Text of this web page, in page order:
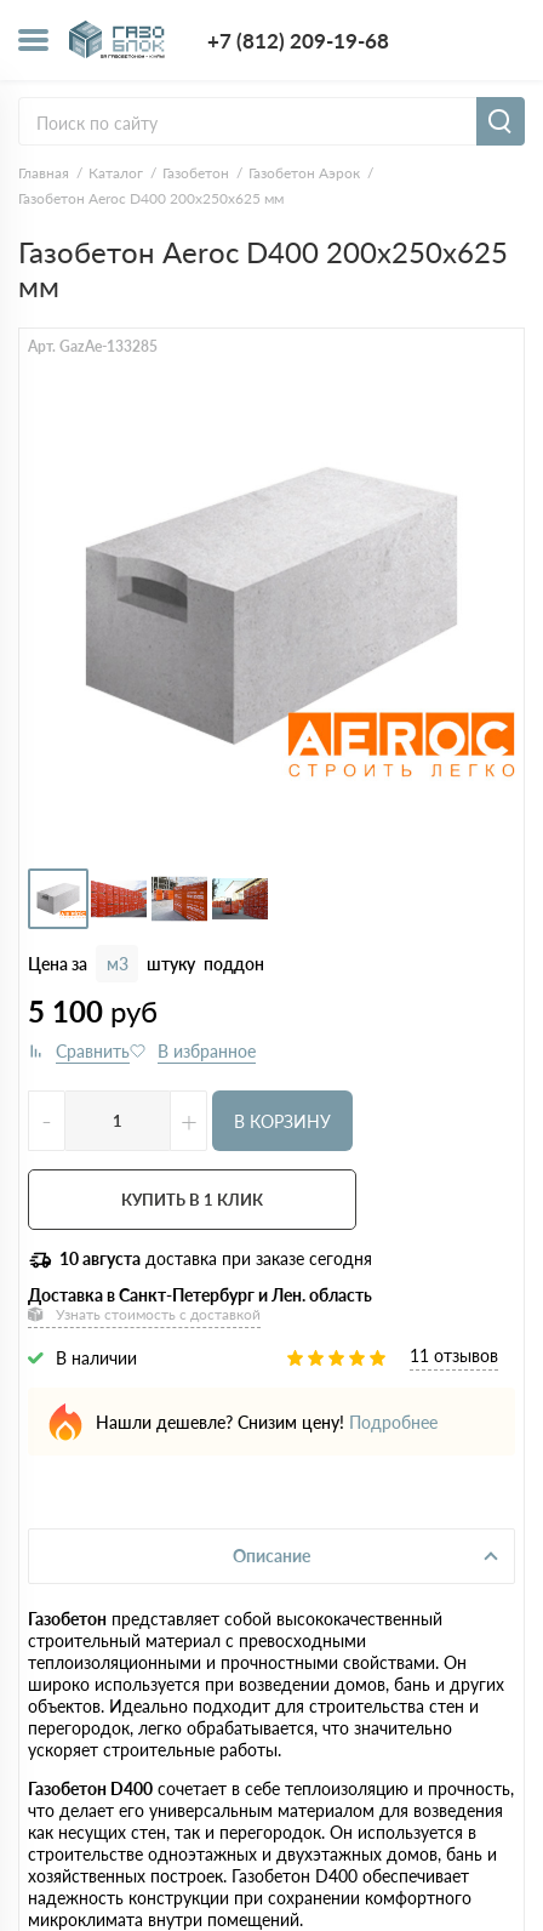
+7 (812) 209-19-68
Главная Каталог Газобетон
Газобетон Аэрок
Газобетон Aeroc D400 200х250х625 мм
Газобетон Aeroc D400 200х250х625
мм
Арт. GazAe-133285
Цена за м3 штуку поддон
5 100 руб
- + В КОРЗИНУ
КУПИТЬ В 1 КЛИК
10 августа доставка при заказе сегодня
Доставка в Санкт-Петербург и Лен. область
Узнать стоимость с доставкой
В наличии 11 отзывов
Нашли дешевле? Снизим цену! Подробнее
Описание
Газобетон представляет собой высококачественный
строительный материал с превосходными
теплоизоляционными и прочностными свойствами. Он
широко используется при возведении домов, бань и других
объектов. Идеально подходит для строительства стен и
перегородок, легко обрабатывается, что значительно
ускоряет строительные работы.
Газобетон D400 сочетает в себе теплоизоляцию и прочность,
что делает его универсальным материалом для возведения
как несущих стен, так и перегородок. Он используется в
строительстве одноэтажных и двухэтажных домов, бань и
хозяйственных построек. Газобетон D400 обеспечивает
надежность конструкции при сохранении комфортного
микроклимата внутри помещений.